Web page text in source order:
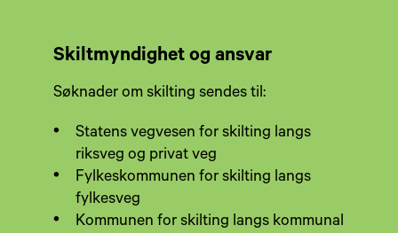
Skiltmyndighet og ansvar
Søknader om skilting sendes til:
Statens vegvesen for skilting langs
riksveg og privat veg
Fylkeskommunen for skilting langs
fylkesveg
Kommunen for skilting langs kommunal